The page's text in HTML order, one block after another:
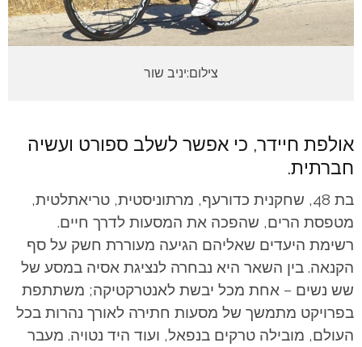
צילום:יניב שור
אולפת חיידר, כי אפשר לשלב ספורט ועשיה
חברתית.
בת 48, שחקנית כדורעף, מרתוניסטית, טריאתלטית,
מטפסת הרים, שהפכה את המסעות לדרך חיים.
רשימת היעדים שאליהם הגיעה מעוררת חשק על סף
הקנאה. בין השאר היא נבחרה לנציגת אסיה במסע של
שש נשים – אחת מכל יבשת לאנטרקטיקה; משתתפת
בפרויקט מתמשך של מסעות חתירה לאורך נהרות בכל
העולם, מובילה טרקים בנפאל, ועוד היד נטויה. מעבר